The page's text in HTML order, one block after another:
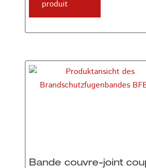
produit
Bande couvre-joint